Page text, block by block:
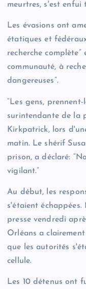
meurtres, s'est
Les évasions ont
étatiques et
recherche
communauté, à
dangereuses”.
“Les gens,
surintendante de la
Kirkpatrick, lors
matin. Le shérif
prison, a déclaré:
vigilant.”
Au début, les
s'étaient
presse vendredi
Orléans a
que les autorités
cellule.
Les 10 détenus ont